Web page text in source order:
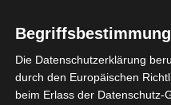
auch noch
schöne
Deko-
Die Datenschutzerklärung
durch den Europäischen
beim Erlass der Datenschutz-